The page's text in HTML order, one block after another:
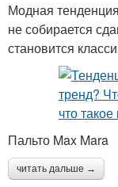
Модная
не собирается
становится
Пальто Max Mara
читать дальше →